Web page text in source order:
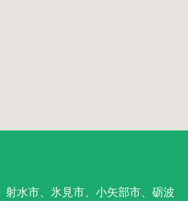
水市、氷見市、小矢部市、砺波